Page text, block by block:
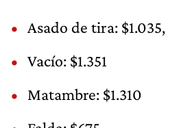
Asado de tira: $1.035,
Vacío: $1.351
Matambre: $1.310